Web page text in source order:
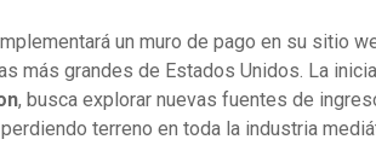
un muro de pago en su sitio
más grandes de Estados Unidos. La
, busca explorar nuevas fuentes de
terreno en toda la industria